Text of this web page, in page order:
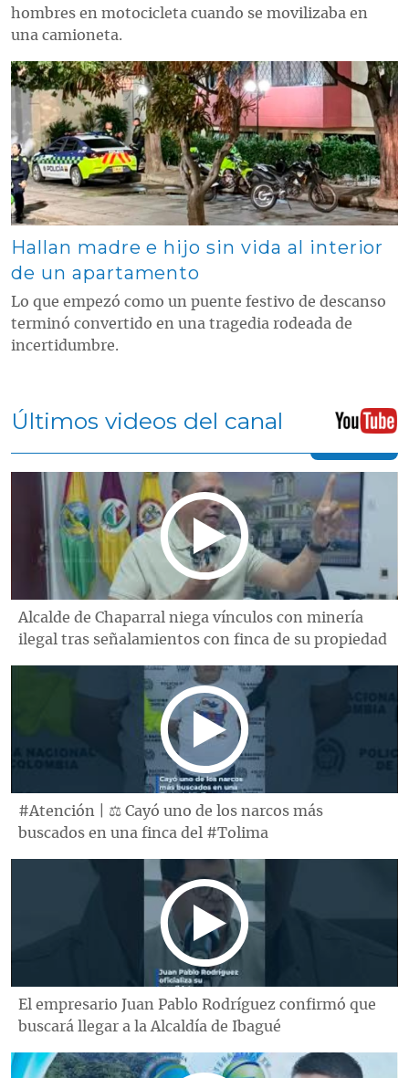
hombres en motocicleta cuando se movilizaba en
una camioneta.
Contenido multimedia principal
Hallan madre e hijo sin vida al interior
de un apartamento
Lo que empezó como un puente festivo de descanso
terminó convertido en una tragedia rodeada de
incertidumbre.
Últimos videos del canal
Alcalde de Chaparral niega vínculos con minería
ilegal tras señalamientos con finca de su propiedad
#Atención | ⚖️ Cayó uno de los narcos más
buscados en una finca del #Tolima
El empresario Juan Pablo Rodríguez confirmó que
buscará llegar a la Alcaldía de Ibagué